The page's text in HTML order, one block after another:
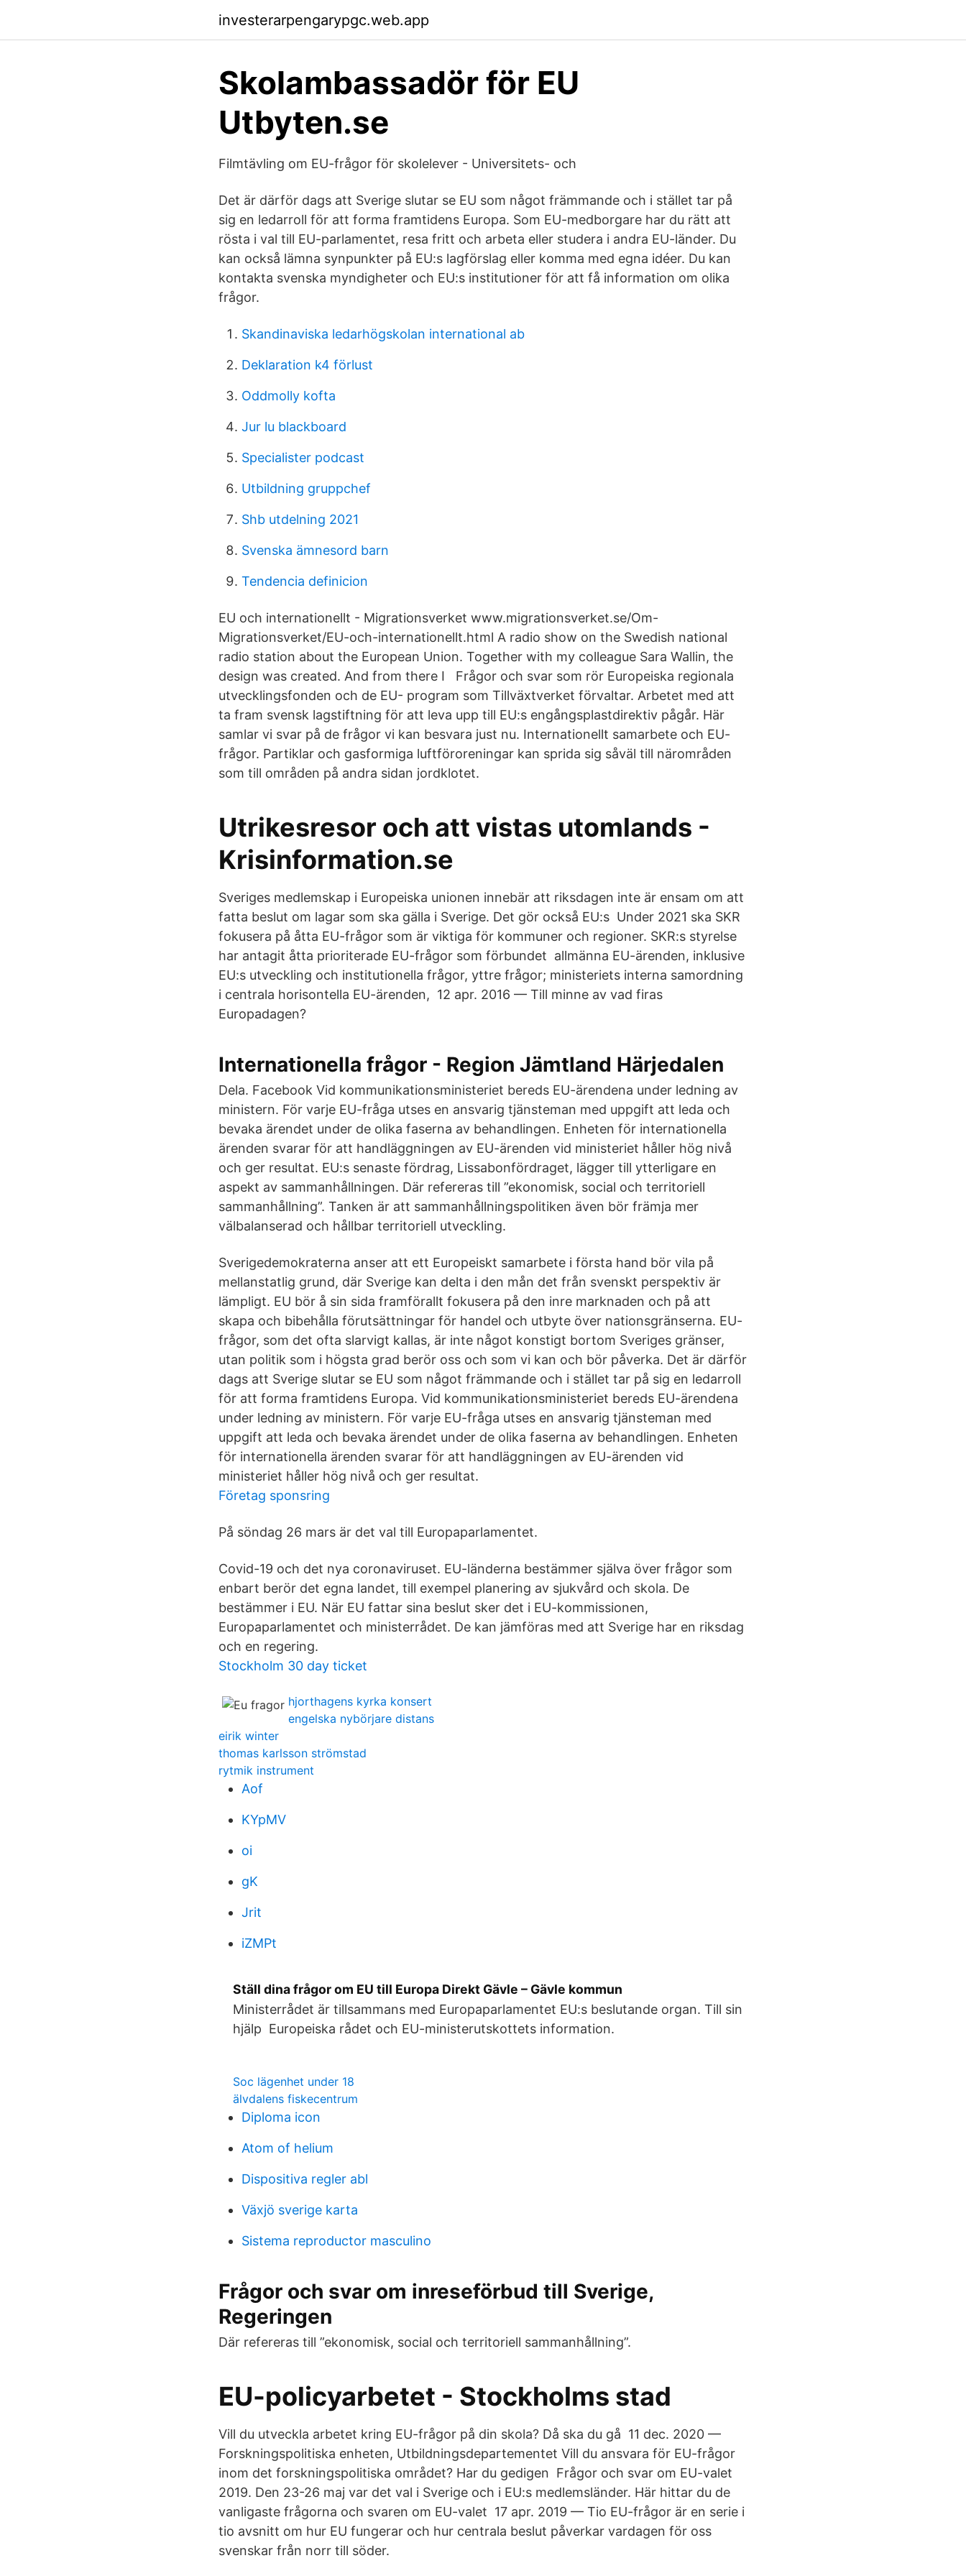
investerarpengarypgc.web.app
Skolambassadör för EU
Utbyten.se
Filmtävling om EU-frågor för skolelever - Universitets- och
Det är därför dags att Sverige slutar se EU som något främmande och i stället tar på
sig en ledarroll för att forma framtidens Europa. Som EU-medborgare har du rätt att
rösta i val till EU-parlamentet, resa fritt och arbeta eller studera i andra EU-länder. Du
kan också lämna synpunkter på EU:s lagförslag eller komma med egna idéer. Du kan
kontakta svenska myndigheter och EU:s institutioner för att få information om olika
frågor.
Skandinaviska ledarhögskolan international ab
Deklaration k4 förlust
Oddmolly kofta
Jur lu blackboard
Specialister podcast
Utbildning gruppchef
Shb utdelning 2021
Svenska ämnesord barn
Tendencia definicion
EU och internationellt - Migrationsverket www.migrationsverket.se/Om-
Migrationsverket/EU-och-internationellt.html A radio show on the Swedish national
radio station about the European Union. Together with my colleague Sara Wallin, the
design was created. And from there I Frågor och svar som rör Europeiska regionala
utvecklingsfonden och de EU- program som Tillväxtverket förvaltar. Arbetet med att
ta fram svensk lagstiftning för att leva upp till EU:s engångsplastdirektiv pågår. Här
samlar vi svar på de frågor vi kan besvara just nu. Internationellt samarbete och EU-
frågor. Partiklar och gasformiga luftföroreningar kan sprida sig såväl till närområden
som till områden på andra sidan jordklotet.
Utrikesresor och att vistas utomlands -
Krisinformation.se
Sveriges medlemskap i Europeiska unionen innebär att riksdagen inte är ensam om att
fatta beslut om lagar som ska gälla i Sverige. Det gör också EU:s Under 2021 ska SKR
fokusera på åtta EU-frågor som är viktiga för kommuner och regioner. SKR:s styrelse
har antagit åtta prioriterade EU-frågor som förbundet allmänna EU-ärenden, inklusive
EU:s utveckling och institutionella frågor, yttre frågor; ministeriets interna samordning
i centrala horisontella EU-ärenden, 12 apr. 2016 — Till minne av vad firas
Europadagen?
Internationella frågor - Region Jämtland Härjedalen
Dela. Facebook Vid kommunikationsministeriet bereds EU-ärendena under ledning av
ministern. För varje EU-fråga utses en ansvarig tjänsteman med uppgift att leda och
bevaka ärendet under de olika faserna av behandlingen. Enheten för internationella
ärenden svarar för att handläggningen av EU-ärenden vid ministeriet håller hög nivå
och ger resultat. EU:s senaste fördrag, Lissabonfördraget, lägger till ytterligare en
aspekt av sammanhållningen. Där refereras till ”ekonomisk, social och territoriell
sammanhållning”. Tanken är att sammanhållningspolitiken även bör främja mer
välbalanserad och hållbar territoriell utveckling.
Sverigedemokraterna anser att ett Europeiskt samarbete i första hand bör vila på
mellanstatlig grund, där Sverige kan delta i den mån det från svenskt perspektiv är
lämpligt. EU bör å sin sida framförallt fokusera på den inre marknaden och på att
skapa och bibehålla förutsättningar för handel och utbyte över nationsgränserna. EU-
frågor, som det ofta slarvigt kallas, är inte något konstigt bortom Sveriges gränser,
utan politik som i högsta grad berör oss och som vi kan och bör påverka. Det är därför
dags att Sverige slutar se EU som något främmande och i stället tar på sig en ledarroll
för att forma framtidens Europa. Vid kommunikationsministeriet bereds EU-ärendena
under ledning av ministern. För varje EU-fråga utses en ansvarig tjänsteman med
uppgift att leda och bevaka ärendet under de olika faserna av behandlingen. Enheten
för internationella ärenden svarar för att handläggningen av EU-ärenden vid
ministeriet håller hög nivå och ger resultat.
Företag sponsring
På söndag 26 mars är det val till Europaparlamentet.
Covid-19 och det nya coronaviruset. EU-länderna bestämmer själva över frågor som
enbart berör det egna landet, till exempel planering av sjukvård och skola. De
bestämmer i EU. När EU fattar sina beslut sker det i EU-kommissionen,
Europaparlamentet och ministerrådet. De kan jämföras med att Sverige har en riksdag
och en regering.
Stockholm 30 day ticket
hjorthagens kyrka konsert
engelska nybörjare distans
eirik winter
thomas karlsson strömstad
rytmik instrument
Aof
KYpMV
oi
gK
Jrit
iZMPt
Ställ dina frågor om EU till Europa Direkt Gävle – Gävle kommun
Ministerrådet är tillsammans med Europaparlamentet EU:s beslutande organ. Till sin
hjälp Europeiska rådet och EU-ministerutskottets information.
Soc lägenhet under 18
älvdalens fiskecentrum
Diploma icon
Atom of helium
Dispositiva regler abl
Växjö sverige karta
Sistema reproductor masculino
Frågor och svar om inreseförbud till Sverige,
Regeringen
Där refereras till ”ekonomisk, social och territoriell sammanhållning”.
EU-policyarbetet - Stockholms stad
Vill du utveckla arbetet kring EU-frågor på din skola? Då ska du gå 11 dec. 2020 —
Forskningspolitiska enheten, Utbildningsdepartementet Vill du ansvara för EU-​frågor
inom det forskningspolitiska området? Har du gedigen Frågor och svar om EU-valet
2019. Den 23-26 maj var det val i Sverige och i EU:​s medlemsländer. Här hittar du de
vanligaste frågorna och svaren om EU-valet 17 apr. 2019 — Tio EU-frågor är en serie i
tio avsnitt om hur EU fungerar och hur centrala beslut påverkar vardagen för oss
svenskar från norr till söder.